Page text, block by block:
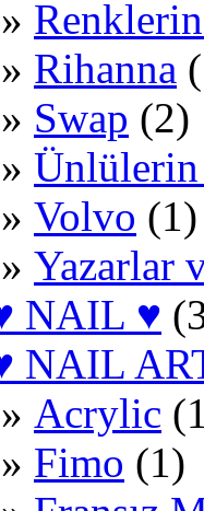
Rihanna
Swap (2)
Ünlülerin
Volvo (1)
Yazarlar
NAIL ♥
NAIL
Acrylic
Fimo (1)